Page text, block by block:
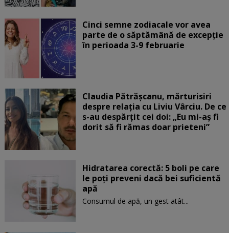
Cinci semne zodiacale vor avea
parte de o săptămână de excepție
în perioada 3-9 februarie
Claudia Pătrășcanu, mărturisiri
despre relația cu Liviu Vârciu. De ce
s-au despărțit cei doi: „Eu mi-aș fi
dorit să fi rămas doar prieteni”
Hidratarea corectă: 5 boli pe care
le poți preveni dacă bei suficientă
apă
Consumul de apă, un gest atât...